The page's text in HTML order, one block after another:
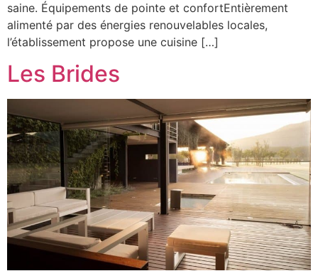
saine. Équipements de pointe et confortEntièrement
alimenté par des énergies renouvelables locales,
l’établissement propose une cuisine […]
Les Brides